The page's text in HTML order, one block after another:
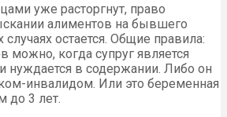
уже расторгнут, право
алиментов на бывшего
остается. Общие правила:
можно, когда супруг является
нуждается в содержании. Либо он
инвалидом. Или это беременная
до 3 лет.